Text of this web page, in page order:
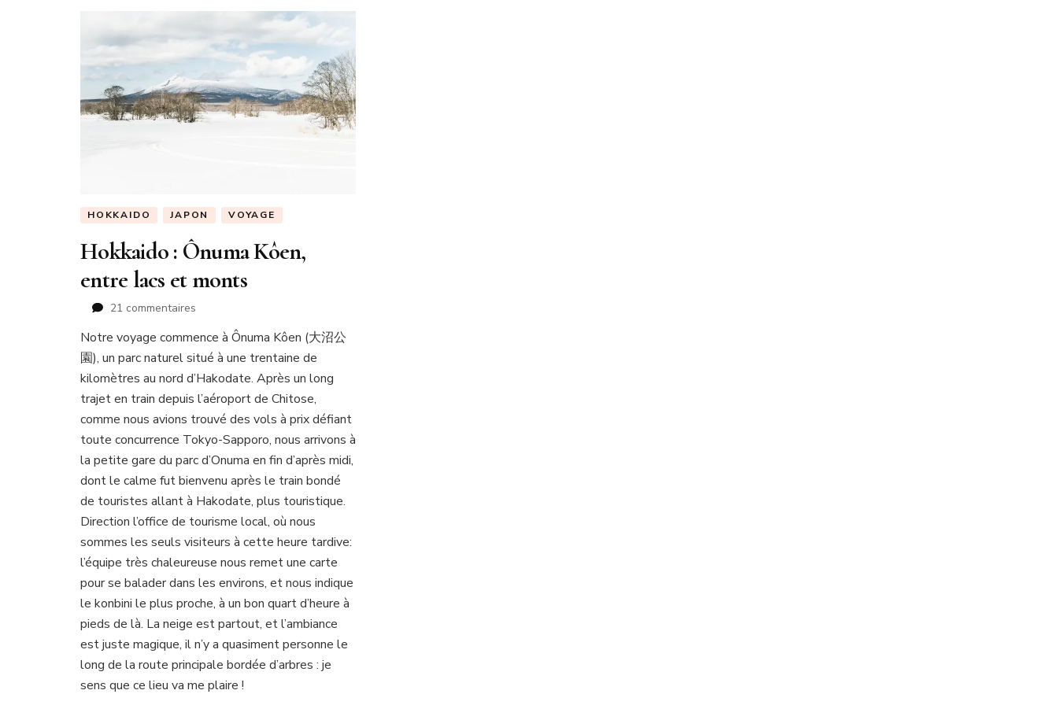
HOKKAIDO JAPON VOYAGE
Hokkaido : Ônuma Kôen,
entre lacs et monts
21 commentaires
:
Ônuma
Kôen,
entre
lacs
et
monts
Notre voyage commence à Ônuma Kôen (大沼公
園), un parc naturel situé à une trentaine de
kilomètres au nord d’Hakodate. Après un long
trajet en train depuis l’aéroport de Chitose,
comme nous avions trouvé des vols à prix défiant
toute concurrence Tokyo-Sapporo, nous arrivons à
la petite gare du parc d’Onuma en fin d’après midi,
dont le calme fut bienvenu après le train bondé
de touristes allant à Hakodate, plus touristique.
Direction l’office de tourisme local, où nous
sommes les seuls visiteurs à cette heure tardive:
l’équipe très chaleureuse nous remet une carte
pour se balader dans les environs, et nous indique
le konbini le plus proche, à un bon quart d’heure à
pieds de là. La neige est partout, et l’ambiance
est juste magique, il n’y a quasiment personne le
long de la route principale bordée d’arbres : je
sens que ce lieu va me plaire !